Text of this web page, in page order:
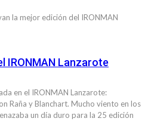
la mejor edición del IRONMAN
IRONMAN Lanzarote
en el IRONMAN Lanzarote:
Raña y Blanchart. Mucho viento en los
un día duro para la 25 edición